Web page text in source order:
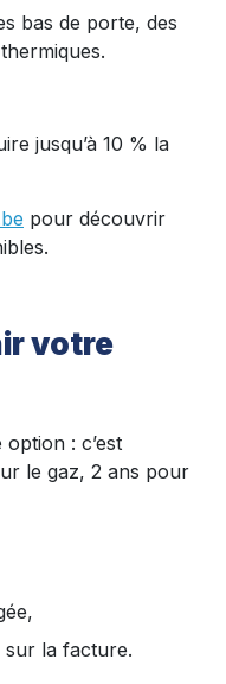
bas de porte, des
jusqu’à 10 % la
pour découvrir
votre
: c’est
le gaz, 2 ans pour
sur la facture.